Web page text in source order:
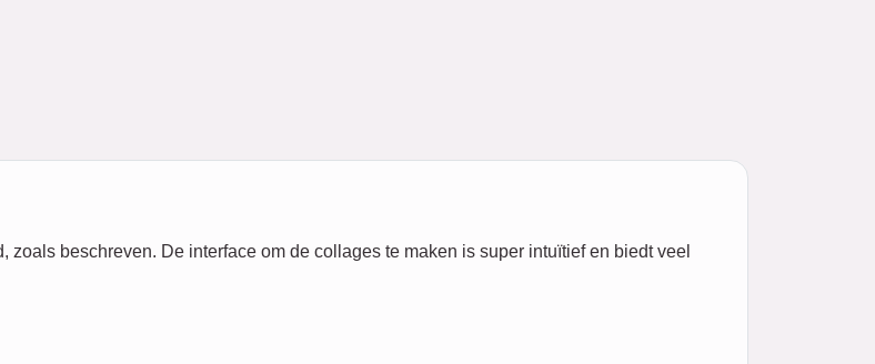
beschreven. De interface om de collages te maken is super intuïtief en biedt veel